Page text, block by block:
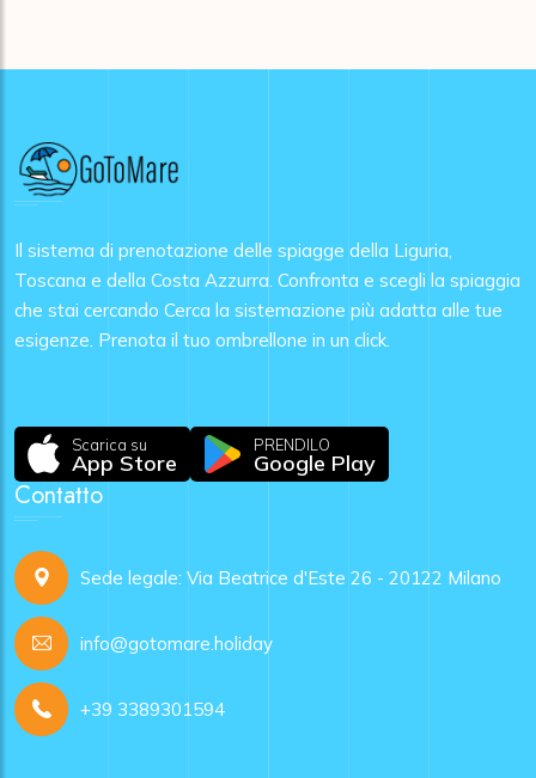
Il sistema di prenotazione delle spiagge della Liguria,
Toscana e della Costa Azzurra. Confronta e scegli la spiaggia
che stai cercando Cerca la sistemazione più adatta alle tue
esigenze. Prenota il tuo ombrellone in un click.
Scarica su
App Store
PRENDILO
Google Play
Contatto
Sede legale: Via Beatrice d'Este 26 - 20122 Milano
info@gotomare.holiday
+39 3389301594